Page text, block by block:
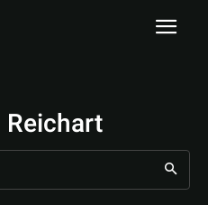
Reichart